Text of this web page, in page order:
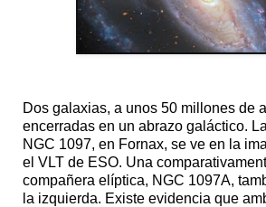
Dos galaxias, a unos 50 millones de
encerradas en un abrazo galáctico.
NGC 1097, en Fornax, se ve en la
el VLT de ESO. Una
compañera elíptica, NGC 1097A,
la izquierda. Existe evidencia que